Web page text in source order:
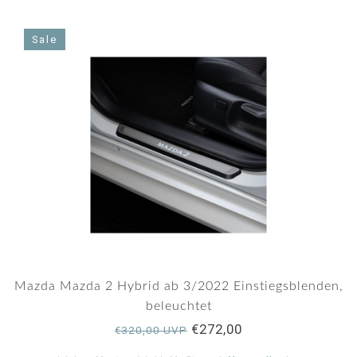
Sale
Mazda Mazda 2 Hybrid ab 3/2022 Einstiegsblenden,
beleuchtet
€320,00 UVP €272,00